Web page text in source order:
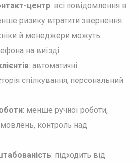
центр: всі повідомлення в
ризику втратити звернення.
й менеджери можуть
на виїзді.
: автоматичні
спілкування, персональний
: менше ручної роботи,
контроль над
: підходить від